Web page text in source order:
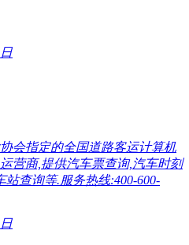
会指定的全国道路客运计算机
营商,提供汽车票查询,汽车时刻
查询等.服务热线:400-600-